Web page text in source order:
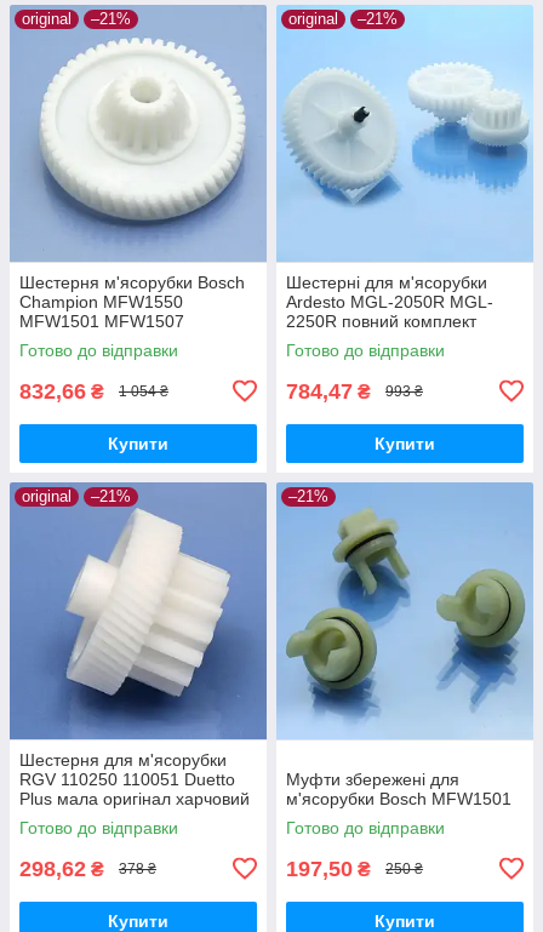
original –21%
Шестерня м'ясорубки Bosch
Champion MFW1550
MFW1501 MFW1507
MFW1511 MFW1545 SFW1
CNFW2 оригінал Ø68 h25
Готово до відправки
832,66 ₴ 1 054 ₴
Купити
original –21%
Шестерні для м'ясорубки
Ardesto MGL-2050R MGL-
2250R повний комплект
оригінал харчовий пластик
Готово до відправки
784,47 ₴ 993 ₴
Купити
original –21%
Шестерня для м'ясорубки
RGV 110250 110051 Duetto
Plus мала оригінал харчовий
пластик
Готово до відправки
298,62 ₴ 378 ₴
Купити
–21%
Муфти збережені для
м'ясорубки Bosch MFW1501
Готово до відправки
197,50 ₴ 250 ₴
Купити